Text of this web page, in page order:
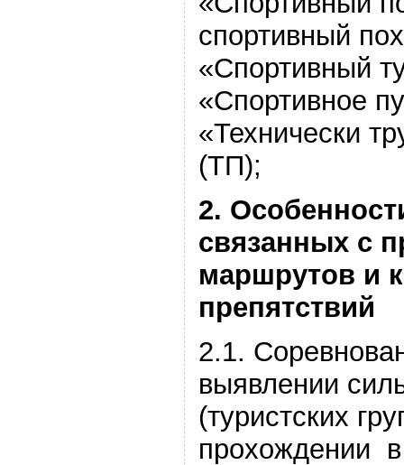
спортивный
«Спортивный
«Спортивное
«Технически
(ТП);
2.
связанных с
маршрутов и
препятствий
2.1.
выявлении
(туристских
прохождении